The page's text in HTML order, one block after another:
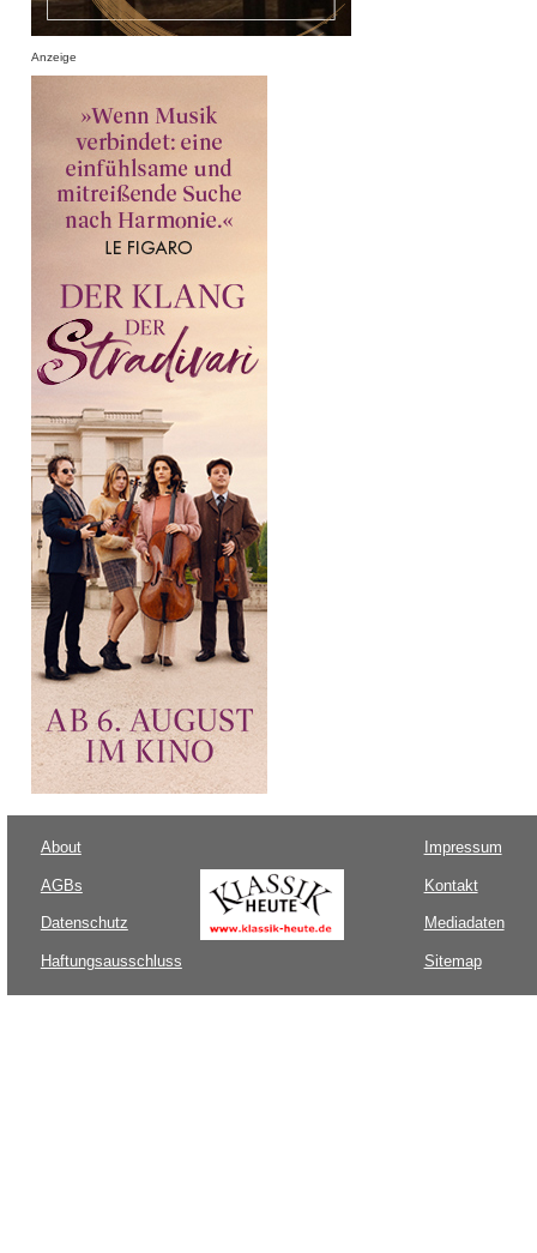
Anzeige
About
AGBs
Datenschutz
Haftungsausschluss
Impressum
Kontakt
Mediadaten
Sitemap